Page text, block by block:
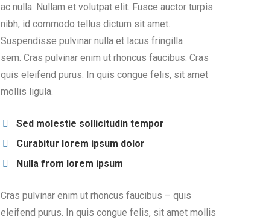
ac nulla. Nullam et volutpat elit. Fusce auctor turpis
nibh, id commodo tellus dictum sit amet.
Suspendisse pulvinar nulla et lacus fringilla
sem. Cras pulvinar enim ut rhoncus faucibus. Cras
quis eleifend purus. In quis congue felis, sit amet
mollis ligula.
Sed molestie sollicitudin tempor
Curabitur lorem ipsum dolor
Nulla from lorem ipsum
Cras pulvinar enim ut rhoncus faucibus – quis
eleifend purus. In quis congue felis, sit amet mollis